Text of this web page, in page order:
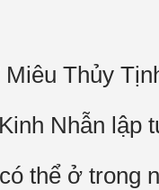
Miêu Thủy
Nhẫn lập
thể ở trong